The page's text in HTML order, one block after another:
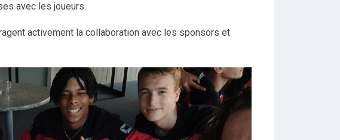
avec les joueurs.
activement la collaboration avec les sponsors et